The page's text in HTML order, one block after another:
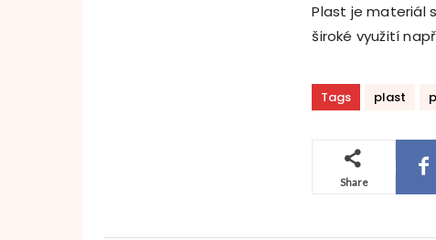
Plast je materiál
široké využití
Tags plast
Share